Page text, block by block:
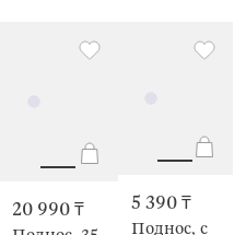
20 990 ₸ 5 390 ₸
Поднос, с